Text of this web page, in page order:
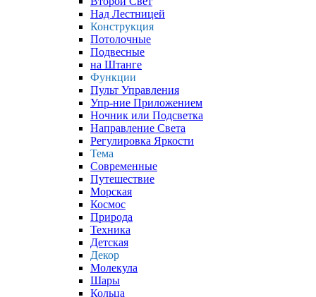
Над Лестницей
Конструкция
Потолочные
Подвесные
на Штанге
Функции
Пульт Управления
Упр-ние Приложением
Ночник или Подсветка
Направление Света
Регулировка Яркости
Тема
Современные
Путешествие
Морская
Космос
Природа
Техника
Детская
Декор
Молекула
Шары
Кольца